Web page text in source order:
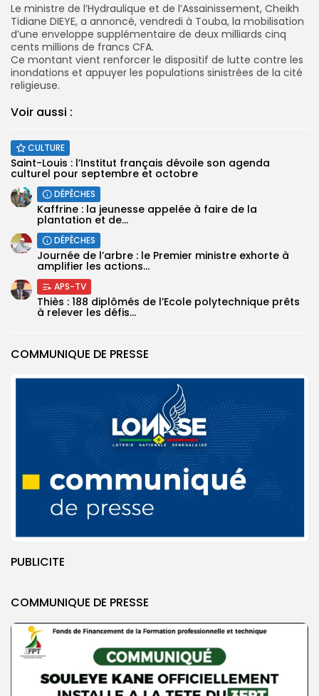
COMMUNIQUE DE PRESSE
PUBLICITE
COMMUNIQUE DE PRESSE
Le ministre de l’Hydraulique et de l’Assainissement, Cheikh
Tidiane DIEYE, a annoncé, vendredi à Touba, la mobilisation
d’une enveloppe supplémentaire de deux milliards cinq
cents millions de francs CFA.
Ce montant vient renforcer le dispositif de lutte contre les
inondations et appuyer les populations sinistrées de la cité
religieuse.
Voir aussi :
CULTURE
Saint-Louis : l’Institut français dévoile son agenda
culturel pour septembre et octobre
DÉPÊCHES
Kaffrine : la jeunesse appelée à faire de la
plantation et de...
DÉPÊCHES
Journée de l’arbre : le Premier ministre exhorte à
amplifier les actions...
APS-TV
Thiès : 188 diplômés de l’Ecole polytechnique prêts
à relever les défis...